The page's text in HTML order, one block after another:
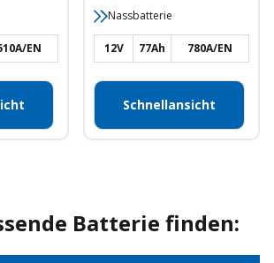
EN
Nassbatterie
12V 77Ah 780A/EN
Schnellansicht
Batterie finden: